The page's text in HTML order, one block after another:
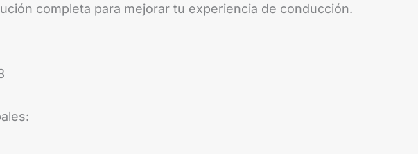
completa para mejorar tu experiencia de conducción.